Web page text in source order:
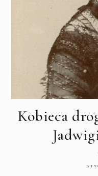
Kobieca